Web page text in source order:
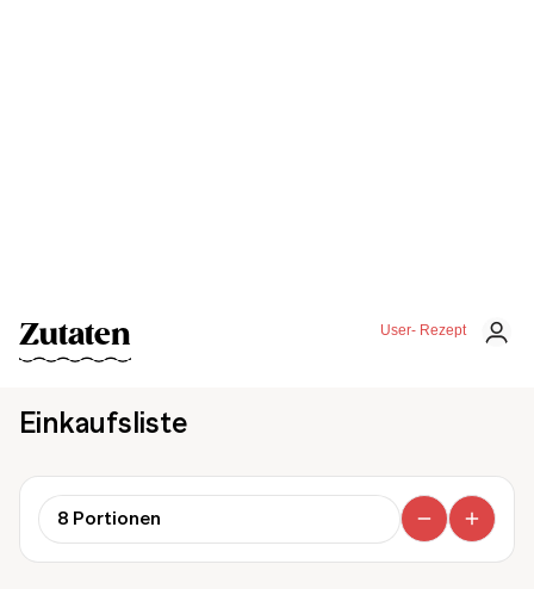
User- Rezept
Zutaten